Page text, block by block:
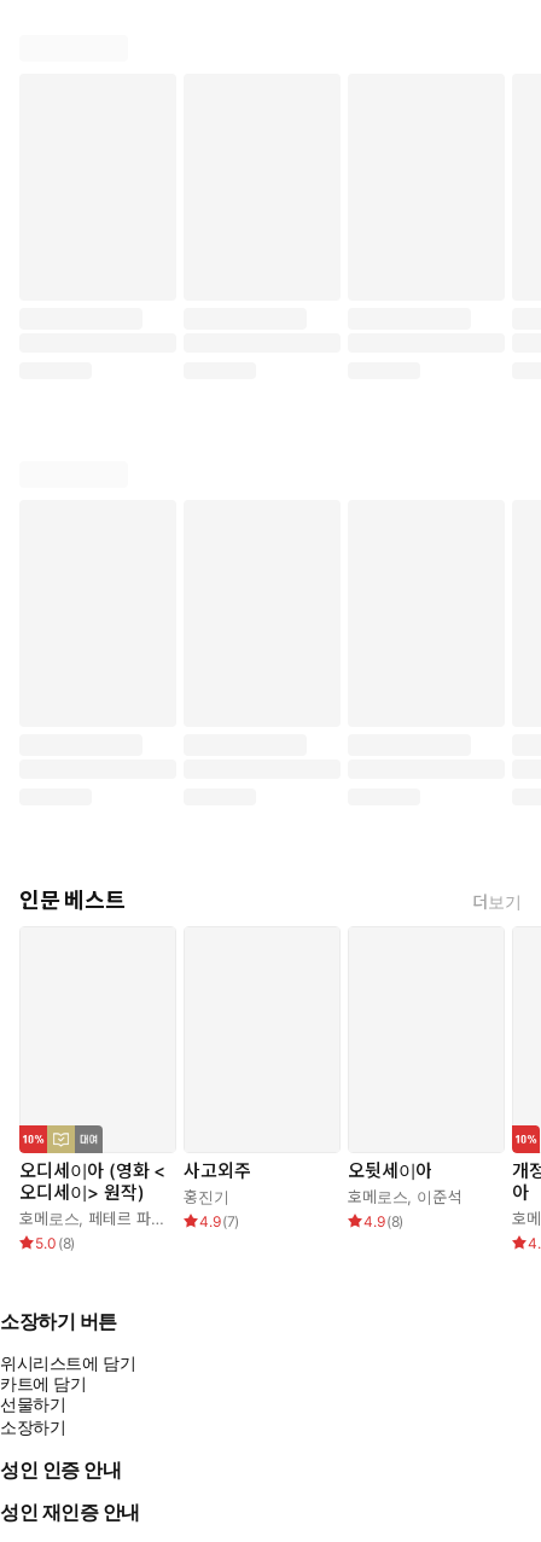
인문 베스트 더보기
오디세이아 (영화 <
오디세이> 원작)
호메로스, 페테르 파울 루벤스 ,박문재
5.0 (8)
사고외주
홍진기
4.9(7)
오뒷세이아
호메로스, 이준석
4.9(8)
개
아
호
소장하기 버튼
위시리스트에 담기
카트에 담기
선물하기
소장하기
성인 인증 안내
성인 재인증 안내